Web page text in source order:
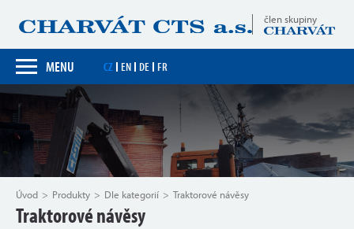
člen skupiny
MENU CZ EN DE FR
Úvod Produkty Dle kategorií Traktorové návěsy
Traktorové návěsy